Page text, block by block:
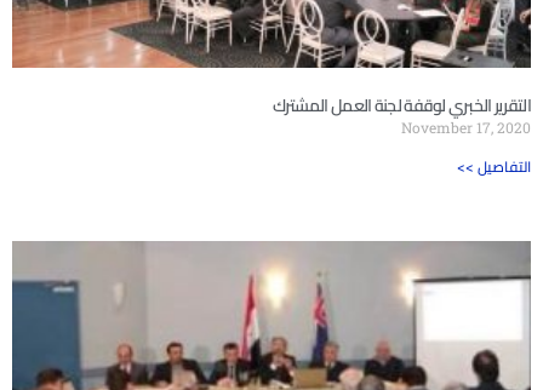
التقرير الخبري لوقفة لجنة العمل المشترك
November 17, 2020
<< التفاصيل